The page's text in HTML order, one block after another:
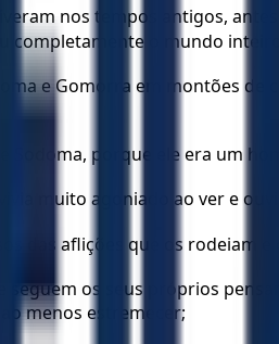
nos tempos antigos,
completamente o mundo
e Gomorra em montões
Sodoma, porque ele era um
muito agoniado ao ver e
das aflições que os rodeiam
seguem os seus próprios
menos estremecer;